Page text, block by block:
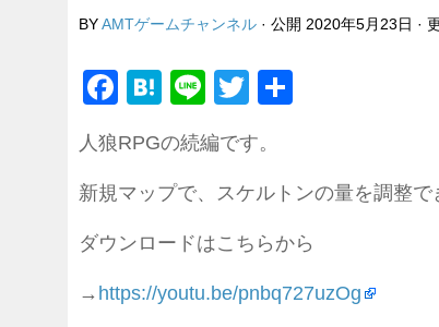
BYAMTゲームチャンネル · 公開 2020年5月23日 ·
Facebook
Hatena
LineTwitter
人狼RPGの続編です。
新規マップで、スケルトンの量を調整
ダウンロードはこちらから
→ https://youtu.be/pnbq727uzOg